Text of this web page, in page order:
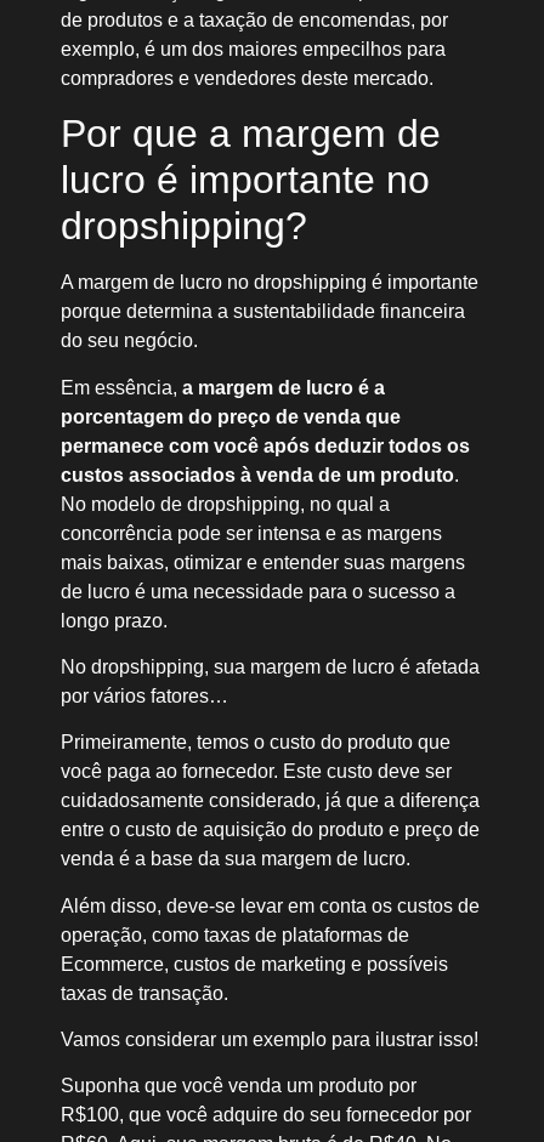
de produtos e a taxação de encomendas, por
exemplo, é um dos maiores empecilhos para
compradores e vendedores deste mercado.
Por que a margem de
lucro é importante no
dropshipping?
A margem de lucro no dropshipping é importante
porque determina a sustentabilidade financeira
do seu negócio.
Em essência, a margem de lucro é a
porcentagem do preço de venda que
permanece com você após deduzir todos os
custos associados à venda de um produto.
No modelo de dropshipping, no qual a
concorrência pode ser intensa e as margens
mais baixas, otimizar e entender suas margens
de lucro é uma necessidade para o sucesso a
longo prazo.
No dropshipping, sua margem de lucro é afetada
por vários fatores…
Primeiramente, temos o custo do produto que
você paga ao fornecedor. Este custo deve ser
cuidadosamente considerado, já que a diferença
entre o custo de aquisição do produto e preço de
venda é a base da sua margem de lucro.
Além disso, deve-se levar em conta os custos de
operação, como taxas de plataformas de
Ecommerce, custos de marketing e possíveis
taxas de transação.
Vamos considerar um exemplo para ilustrar isso!
Suponha que você venda um produto por
R$100, que você adquire do seu fornecedor por